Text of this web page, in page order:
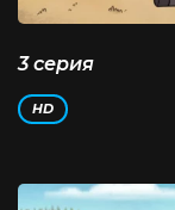
3 серия
HD